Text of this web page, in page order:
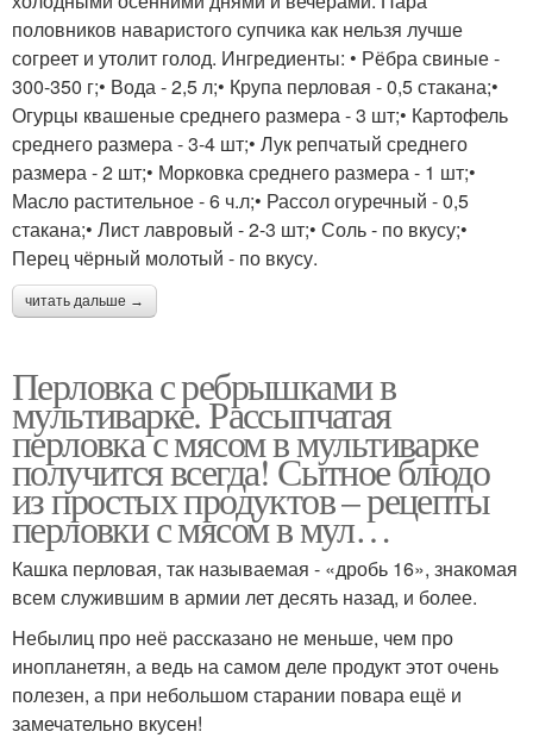
половников наваристого супчика как нельзя лучше
согреет и утолит голод. Ингредиенты: • Рёбра свиные -
300-350 г;• Вода - 2,5 л;• Крупа перловая - 0,5 стакана;•
Огурцы квашеные среднего размера - 3 шт;• Картофель
среднего размера - 3-4 шт;• Лук репчатый среднего
размера - 2 шт;• Морковка среднего размера - 1 шт;•
Масло растительное - 6 ч.л;• Рассол огуречный - 0,5
стакана;• Лист лавровый - 2-3 шт;• Соль - по вкусу;•
Перец чёрный молотый - по вкусу.
читать дальше →
Перловка с ребрышками в
мультиварке. Рассыпчатая
перловка с мясом в мультиварке
получится всегда! Сытное блюдо
из простых продуктов – рецепты
перловки с мясом в мул…
Кашка перловая, так называемая - «дробь 16», знакомая
всем служившим в армии лет десять назад, и более.
Небылиц про неё рассказано не меньше, чем про
инопланетян, а ведь на самом деле продукт этот очень
полезен, а при небольшом старании повара ещё и
замечательно вкусен!